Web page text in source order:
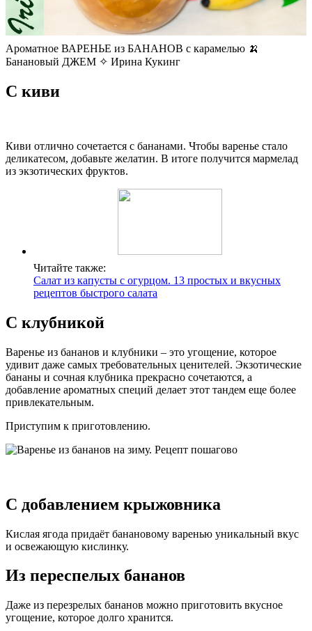
Ароматное ВАРЕНЬЕ из БАНАНОВ с карамелью 🍌
Банановый ДЖЕМ ✧ Ирина Кукинг
С киви
Киви отлично сочетается с бананами. Чтобы варенье стало
деликатесом, добавьте желатин. В итоге получится мармелад
из экзотических фруктов.
Читайте также:
Салат из капусты с огурцом. 13 простых и вкусных
рецептов быстрого салата
С клубникой
Варенье из бананов и клубники – это угощение, которое
удивит даже самых требовательных ценителей. Экзотические
бананы и сочная клубника прекрасно сочетаются, а
добавление ароматных специй делает этот тандем еще более
привлекательным.
Приступим к приготовлению.
С добавлением крыжовника
Кислая ягода придаёт банановому варенью уникальный вкус
и освежающую кислинку.
Из переспелых бананов
Даже из перезрелых бананов можно приготовить вкусное
угощение, которое долго хранится.